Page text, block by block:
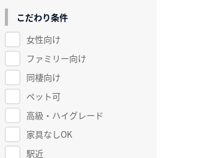
こだわり条件
女性向け
ファミリー向け
同棲向け
ペット可
高級・ハイグレード
家具なしOK
駅近